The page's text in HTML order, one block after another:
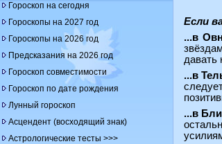
Если
...в
давать
...в
...в
Гороскоп на сегодня
Гороскопы на 2027 год
Гороскопы на 2026 год
Предсказания на 2026 год
Гороскоп совместимости
Гороскоп по дате рождения
Лунный гороскоп
Асцендент (восходящий знак)
Астрологические тесты >>>